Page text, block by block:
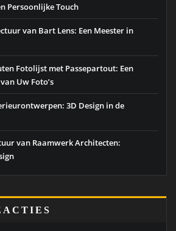
Persoonlijke Touch
van Bart Lens: Een Meester in
Fotolijst met Passepartout: Een
Uw Foto’s
3D Design in de
van Raamwerk Architecten: